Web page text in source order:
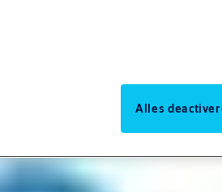
richten op het ontwerpen, installeren
Alles